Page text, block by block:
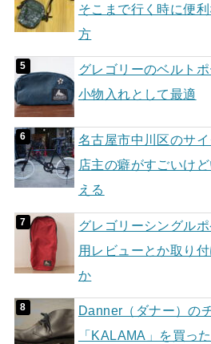
そこまで行く時に便
方
グレゴリーのベルト
小物入れとして最適
名古屋市中川区のサ
店主の癖がすごいけ
える
グレゴリーシングル
用レビューとか取り
か
Danner（ダナー）の
「KALAMA」を買っ